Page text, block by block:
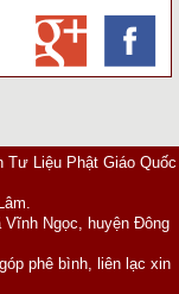
Tư Liệu Phật Giáo Quốc
Ngọc, huyện Đông
phê bình, liên lạc xin